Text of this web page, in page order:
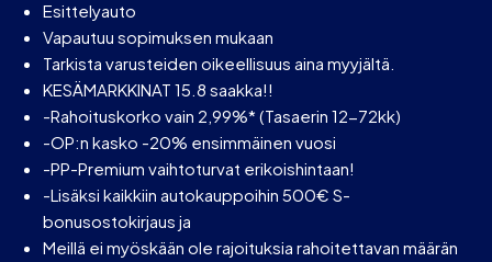
Esittelyauto
Vapautuu sopimuksen mukaan
Tarkista varusteiden oikeellisuus aina myyjältä.
KESÄMARKKINAT 15.8 saakka!!
-Rahoituskorko vain 2,99%* (Tasaerin 12-72kk)
-OP:n kasko -20% ensimmäinen vuosi
-PP-Premium vaihtoturvat erikoishintaan!
-Lisäksi kaikkiin autokauppoihin 500€ S-
bonusostokirjaus ja
Meillä ei myöskään ole rajoituksia rahoitettavan määrän